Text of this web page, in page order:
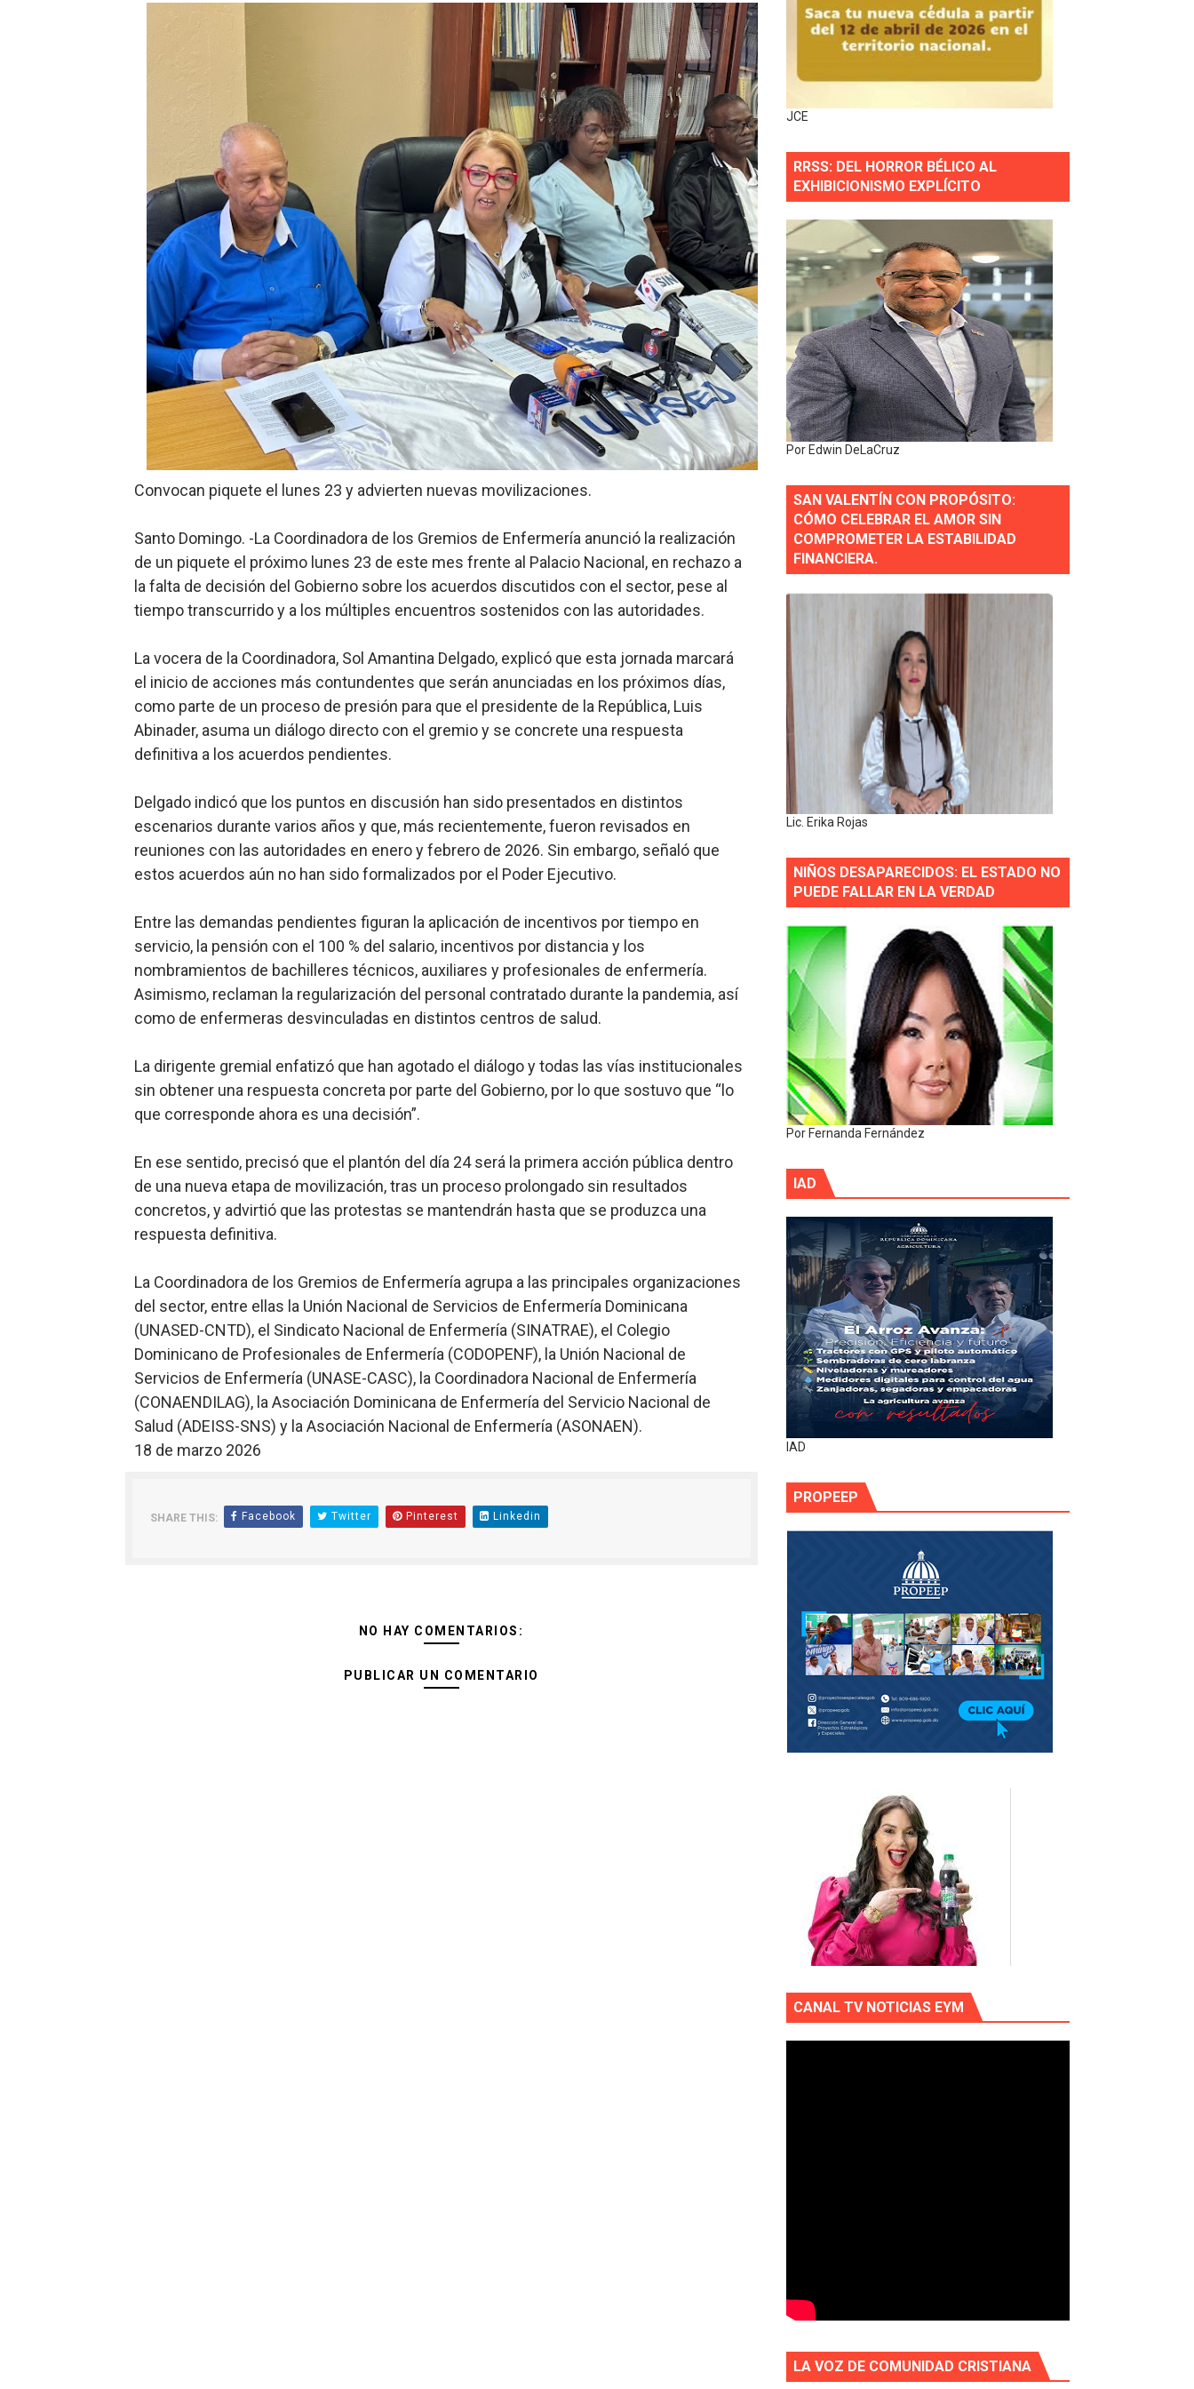
Ministerio de Defensa siembra esperanza y protege el agua mediante Jornada de Reforestación en Manabao
MICM y CECCOM retienen 213,355 galones de combustibles y 46 millones de mercancías en lo que va de año
Bienes Nacionales recauda más de RD 57 millones en segunda subasta pública del año
Residentes en San Juan beneficiados con jornada asistencial de Desarrollo de la Comunidad y Ejército RD
El magistrado Henry Molina decidió no seguir en la Presidencia de la Suprema Corte de Justicia.
​Domingo Plácido critica la situación económica y califica de ineficiente la gestión del gobierno
Graduación XII Promoción Servicio Militar Voluntario
Fellito Suberví asegura en Carolina Mejía RD tiene la oportunidad histórica de elegir la primera mujer presidente de la República
Hipótesis policial sobre atentado a balazos en la avenida Abraham Lincoln y fallecer horas después
CESDN urge fortalecer el sistema eléctrico ante constantes apagones en Santo Domingo Norte
Candidato a presidente del Colegio de Notarios hace llamado a la unidad.
Digecac realizará Primer Festival de Plantas 2026
Josefa Castillo: Liderazgo y Transformación Social al Frente del INAIPI
Lee Ballester a los que se forman como agentes “Todo el equipo de la DGM debe acogerse a normas éticas y ser garante de los derechos de
Operativo Interinstitucional “Compromiso Ambiental 2.0”
Convocan piquete el lunes 23 y advierten nuevas movilizaciones.
Santo Domingo. -La Coordinadora de los Gremios de Enfermería anunció la realización
de un piquete el próximo lunes 23 de este mes frente al Palacio Nacional, en rechazo a
la falta de decisión del Gobierno sobre los acuerdos discutidos con el sector, pese al
tiempo transcurrido y a los múltiples encuentros sostenidos con las autoridades.
La vocera de la Coordinadora, Sol Amantina Delgado, explicó que esta jornada marcará
el inicio de acciones más contundentes que serán anunciadas en los próximos días,
como parte de un proceso de presión para que el presidente de la República, Luis
Abinader, asuma un diálogo directo con el gremio y se concrete una respuesta
definitiva a los acuerdos pendientes.
Delgado indicó que los puntos en discusión han sido presentados en distintos
escenarios durante varios años y que, más recientemente, fueron revisados en
reuniones con las autoridades en enero y febrero de 2026. Sin embargo, señaló que
estos acuerdos aún no han sido formalizados por el Poder Ejecutivo.
Entre las demandas pendientes figuran la aplicación de incentivos por tiempo en
servicio, la pensión con el 100 % del salario, incentivos por distancia y los
nombramientos de bachilleres técnicos, auxiliares y profesionales de enfermería.
Asimismo, reclaman la regularización del personal contratado durante la pandemia, así
como de enfermeras desvinculadas en distintos centros de salud.
La dirigente gremial enfatizó que han agotado el diálogo y todas las vías institucionales
sin obtener una respuesta concreta por parte del Gobierno, por lo que sostuvo que “lo
que corresponde ahora es una decisión”.
En ese sentido, precisó que el plantón del día 24 será la primera acción pública dentro
de una nueva etapa de movilización, tras un proceso prolongado sin resultados
concretos, y advirtió que las protestas se mantendrán hasta que se produzca una
respuesta definitiva.
La Coordinadora de los Gremios de Enfermería agrupa a las principales organizaciones
del sector, entre ellas la Unión Nacional de Servicios de Enfermería Dominicana
(UNASED-CNTD), el Sindicato Nacional de Enfermería (SINATRAE), el Colegio
Dominicano de Profesionales de Enfermería (CODOPENF), la Unión Nacional de
Servicios de Enfermería (UNASE-CASC), la Coordinadora Nacional de Enfermería
(CONAENDILAG), la Asociación Dominicana de Enfermería del Servicio Nacional de
Salud (ADEISS-SNS) y la Asociación Nacional de Enfermería (ASONAEN).
18 de marzo 2026
SHARE THIS: Facebook Twitter Pinterest Linkedin
NO HAY COMENTARIOS:
PUBLICAR UN COMENTARIO
JCE
RRSS: DEL HORROR BÉLICO AL
EXHIBICIONISMO EXPLÍCITO
Por Edwin DeLaCruz
SAN VALENTÍN CON PROPÓSITO:
CÓMO CELEBRAR EL AMOR SIN
COMPROMETER LA ESTABILIDAD
FINANCIERA.
Lic. Erika Rojas
NIÑOS DESAPARECIDOS: EL ESTADO NO
PUEDE FALLAR EN LA VERDAD
Por Fernanda Fernández
IAD
IAD
PROPEEP
CANAL TV NOTICIAS EYM
LA VOZ DE COMUNIDAD CRISTIANA